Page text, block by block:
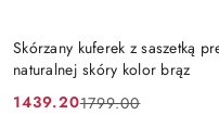
Skórzany kuferek z saszetką
naturalnej skóry kolor brąz
Cena
1439.20
Cena
1799.00